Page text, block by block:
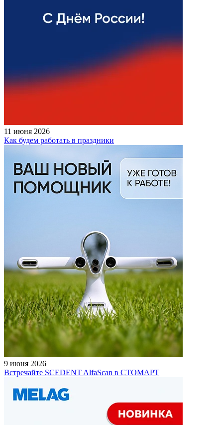
11 июня 2026
Как будем работать в праздники
9 июня 2026
Встречайте SCEDENT AlfaScan в СТОМАРТ